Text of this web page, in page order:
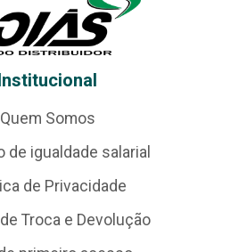
Quem Somos
de igualdade salarial
de Privacidade
Troca e Devolução